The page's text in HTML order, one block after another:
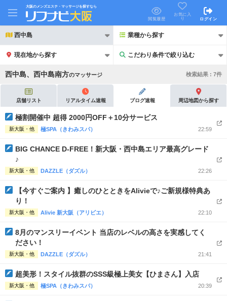
大阪のメンズエステ・マッサージを探すなら
閲覧履歴
お気に入
り
ログイン
西中島 業種から探す
現在地から探す こだわり条件で絞り込む
こだわり条件で絞り込む
21時以降も受付
初回割引あり リピーター割引あり
団体割引
キャッシュレス決済OK 領収証発行可
2名様歓迎
完全個室 半個室あり
ペアルームあり
フットバスあり 岩盤浴あり
専用駐車場あり
西中島、西中島南方のマッサージ 検索結果 : 7件
店舗リスト リアルタイム速報 ブログ速報 周辺地図から探す
極割開催中 超得 2000円OFF＋10分サービス
新大阪・他 極SPA（きわみスパ） 22:59
BIG CHANCE D-FREE！新大阪・西中島エリア最高グレード
♪
新大阪・他 DAZZLE（ダズル） 22:26
【今すぐご案内 】癒しのひとときをAlivieで♪ご新規様特典あ
り！
新大阪・他 Alivie 新大阪（アリビエ） 22:10
8月のマンスリーイベント 当店のレベルの高さを実感してく
ださい！
新大阪・他 DAZZLE（ダズル） 21:41
超美形！スタイル抜群のSSS級極上美女【ひまさん】入店
新大阪・他 極SPA（きわみスパ） 20:39